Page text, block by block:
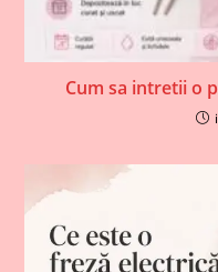
Cum sa intretii o